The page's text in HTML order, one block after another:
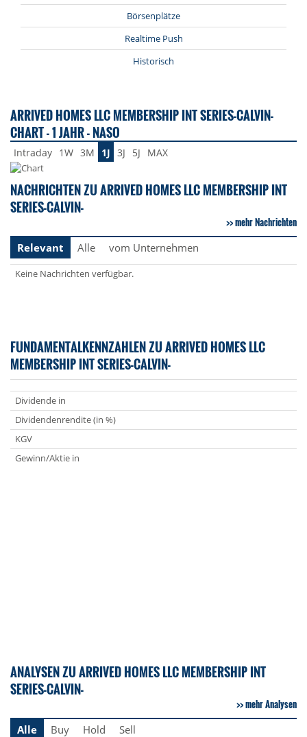
Börsenplätze
Realtime Push
Historisch
ARRIVED HOMES LLC MEMBERSHIP INT SERIES-CALVIN-
CHART - 1 JAHR - NASO
Intraday 1W 3M 1J 3J 5J MAX
NACHRICHTEN ZU ARRIVED HOMES LLC MEMBERSHIP INT
SERIES-CALVIN-
mehr Nachrichten
Relevant
Alle vom Unternehmen
Keine Nachrichten verfügbar.
FUNDAMENTALKENNZAHLEN ZU ARRIVED HOMES LLC
MEMBERSHIP INT SERIES-CALVIN-
Dividende in
Dividendenrendite (in %)
KGV
Gewinn/Aktie in
ANALYSEN ZU ARRIVED HOMES LLC MEMBERSHIP INT
SERIES-CALVIN-
mehr Analysen
Alle
Buy Hold Sell